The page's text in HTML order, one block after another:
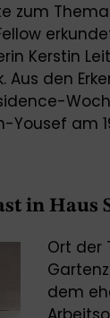
zum
Kerstin
Aus den
Yousef am
in Haus
Ort der
dem